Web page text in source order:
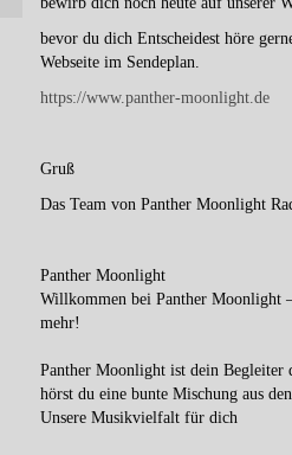
bevor du dich Entscheidest höre
Webseite im Sendeplan.
https://www.panther-moonlight.de
Gruß
Das Team von Panther Moonlight
Panther Moonlight
Willkommen bei Panther Moonlight
mehr!
Panther Moonlight ist dein Begleiter
hörst du eine bunte Mischung aus
Unsere Musikvielfalt für dich